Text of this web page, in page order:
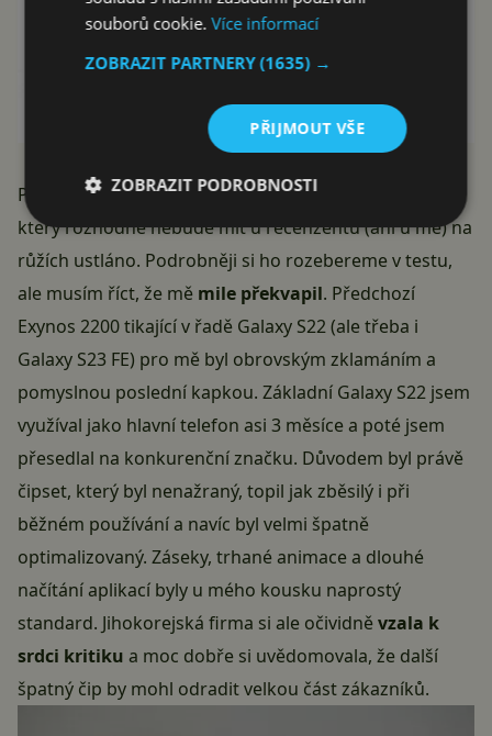
Pomalu se můžeme dostat k čipsetu
který rozhodně nebude mít u recenzentů (ani u mě) na
růžích ustláno. Podrobněji si ho rozebereme v testu,
ale musím říct, že mě mile překvapil. Předchozí
Exynos 2200tikající v řadě Galaxy S22 (ale třeba i
Galaxy S23 FE) pro mě byl obrovským zklamáním a
pomyslnou poslední kapkou. Základní Galaxy S22 jsem
využíval jako hlavní telefon asi 3 měsíce a poté jsem
přesedlal na konkurenční značku. Důvodem byl právě
čipset, který byl nenažraný, topil jak zběsilý i při
běžném používání a navíc byl velmi špatně
optimalizovaný. Záseky, trhané animace a dlouhé
načítání aplikací byly u mého kousku naprostý
standard. Jihokorejská firma si ale očividněvzala k
srdci kritiku a moc dobře si uvědomovala, že další
špatný čip by mohl odradit velkou část zákazníků.
souborů cookie.Více informací
ZOBRAZIT PARTNERY(1635) →
PŘIJMOUT VŠE
ZOBRAZIT PODROBNOSTI